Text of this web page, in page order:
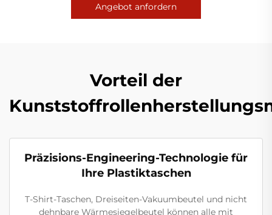
Angebot anfordern
Vorteil der
Präzisions-Engineering-Technologie für
Ihre Plastiktaschen
T-Shirt-Taschen, Dreiseiten-Vakuumbeutel und nicht
dehnbare Wärmesiegelbeutel können alle mit